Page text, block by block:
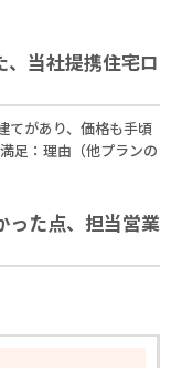
当社提携住宅ロ
てがあり、価格も手頃
足：理由（他プランの
った点、担当営業